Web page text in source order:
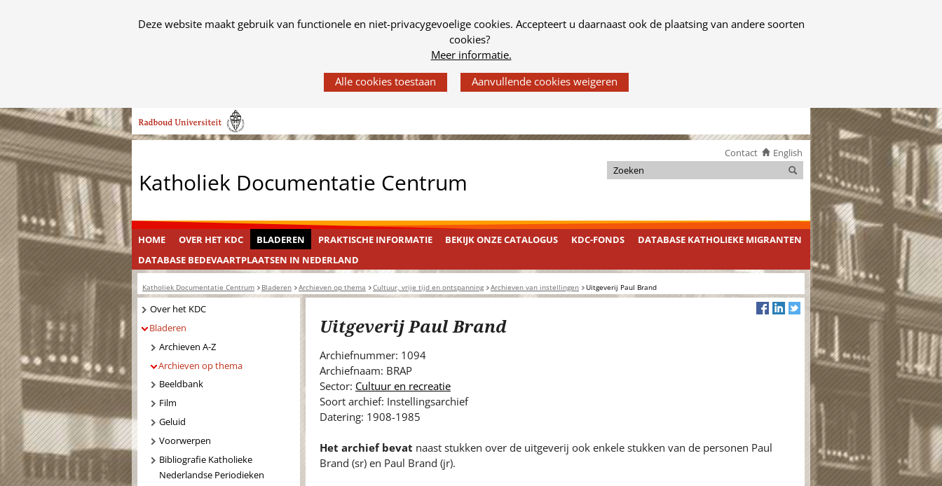
Cookies
Deze website maakt gebruik van functionele en niet-privacygevoelige cookies. Accepteert u daarnaast ook de plaatsing van andere soorten
cookies?
Meer informatie.
gebruik
van
op
deze
worden
toegestaan
geweigerd.
Ga
naar
de
inhoud
Katholiek Documentatie Centrum
Contact English
k
i
d
e
i
Zoeken
Zoeken
HOME OVER HET KDC BLADEREN PRAKTISCHE INFORMATIE BEKIJK ONZE CATALOGUS KDC-FONDS
DATABASE KATHOLIEKE MIGRANTEN
DATABASE BEDEVAARTPLAATSEN IN NEDERLAND
Katholiek Documentatie Centrum Bladeren Archieven op thema Cultuur, vrije tijd en ontspanning Archieven van instellingen Uitgeverij Paul Brand
Uitgeverij Paul Brand
Archiefnummer: 1094
Archiefnaam: BRAP
Sector: Cultuur en recreatie
Soort archief: Instellingsarchief
Datering: 1908-1985
Het archief bevat naast stukken over de uitgeverij ook enkele stukken van de personen Paul
Brand (sr) en Paul Brand (jr).
Navigatie
Over het KDC
Bladeren
Archieven A-Z
Archieven op thema
Beeldbank
Film
Geluid
Voorwerpen
Bibliografie Katholieke
Nederlandse Periodieken